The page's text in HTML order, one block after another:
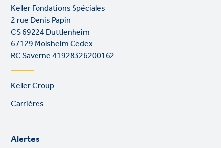
Keller Fondations Spéciales
2 rue Denis Papin
CS 69224 Duttlenheim
67129 Molsheim Cedex
RC Saverne 41928326200162
Footer
Keller Group
Carrières
Alertes